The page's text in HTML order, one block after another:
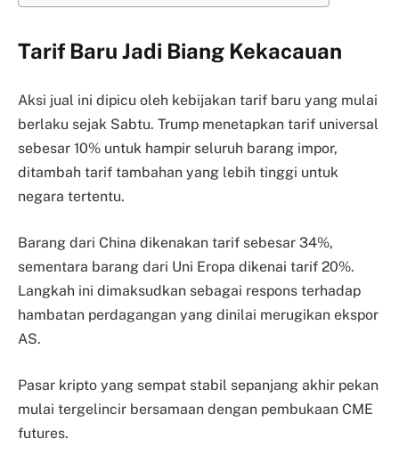
Tarif Baru Jadi Biang Kekacauan
Aksi jual ini dipicu oleh kebijakan tarif baru yang mulai
berlaku sejak Sabtu. Trump menetapkan tarif universal
sebesar 10% untuk hampir seluruh barang impor,
ditambah tarif tambahan yang lebih tinggi untuk
negara tertentu.
Barang dari China dikenakan tarif sebesar 34%,
sementara barang dari Uni Eropa dikenai tarif 20%.
Langkah ini dimaksudkan sebagai respons terhadap
hambatan perdagangan yang dinilai merugikan ekspor
AS.
Pasar kripto yang sempat stabil sepanjang akhir pekan
mulai tergelincir bersamaan dengan pembukaan CME
futures.